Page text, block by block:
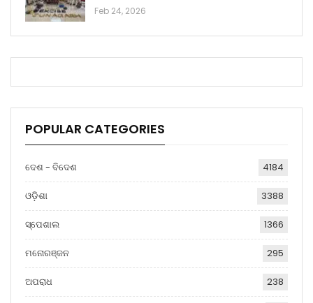
Feb 24, 2026
POPULAR CATEGORIES
ଦେଶ - ବିଦେଶ 4184
ଓଡ଼ିଶା 3388
ସ୍ପେଶାଲ 1366
ମନୋରଞ୍ଜନ 295
ଅପରାଧ 238